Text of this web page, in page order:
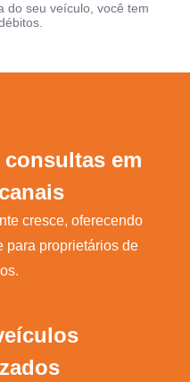
do seu veículo, você tem
em
cresce, oferecendo
para proprietários de